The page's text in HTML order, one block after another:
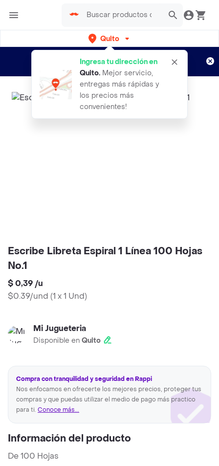
Quito
Ingresa tu dirección en
Quito. Mejor servicio,
entregas más rápidas y
los precios más
convenientes!
envíos gratis por semanas
Aplican TyC
Escribe Libreta Espiral 1 Línea 100 Hojas
No.1
$ 0,39 /u
$0.39/und (1 x 1 Und)
Mi Jugueteria
Disponible en Quito
Compra con tranquilidad y seguridad en Rappi
Nos enfocamos en ofrecerte los mejores precios, proteger tus
compras y que puedas utilizar el medio de pago más practico
para ti. Conoce más...
Información del producto
De 100 Hojas